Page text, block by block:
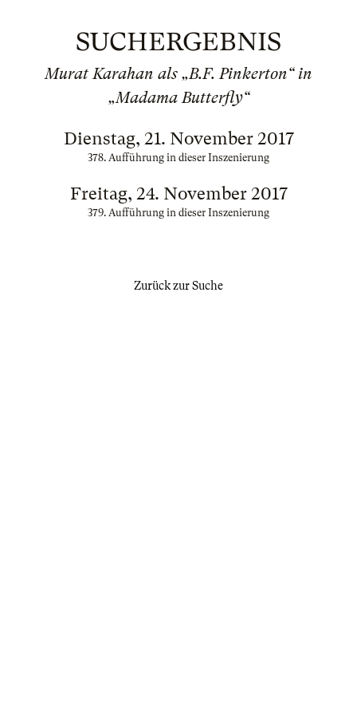
SUCHERGEBNIS
Murat Karahan als „B.F. Pinkerton“ in
„Madama Butterfly“
Dienstag, 21. November 2017
378. Aufführung in dieser Inszenierung
Freitag, 24. November 2017
379. Aufführung in dieser Inszenierung
Zurück zur Suche